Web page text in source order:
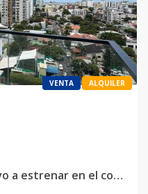
VENTA ALQUILER
✨ Luxury Apartment nuevo a estrenar en el corazón de El Millón ✨